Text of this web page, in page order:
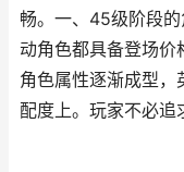
畅。一、45级阶段
动角色都具备登场价
角色属性逐渐成型
配度上。玩家不必